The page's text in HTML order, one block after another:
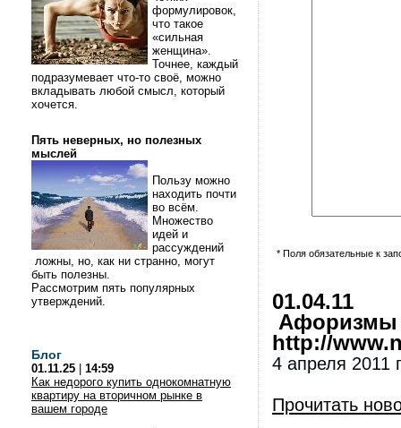
формулировок,
что такое
«сильная
женщина».
Точнее, каждый
подразумевает что-то своё, можно
вкладывать любой смысл, который
хочется.
Пять неверных, но полезных
мыслей
Пользу можно
находить почти
во всём.
Множество
идей и
рассуждений
ложны, но, как ни странно, могут
быть полезны.
Рассмотрим пять популярных
утверждений.
Блог
01.11.25
14:59
Как недорого купить однокомнатную
квартиру на вторичном рынке в
вашем городе
* Поля обязательные к
01.04.11
Афоризмы
http://
4 апреля 2011
Прочитать